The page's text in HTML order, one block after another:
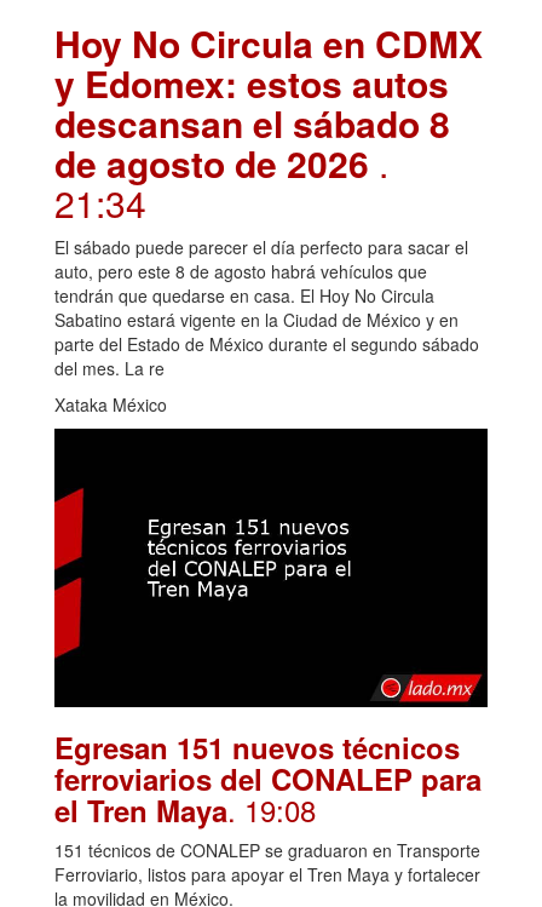
Hoy No Circula en CDMX
y Edomex: estos autos
descansan el sábado 8
de agosto de 2026 .
21:34
El sábado puede parecer el día perfecto para sacar el
auto, pero este 8 de agosto habrá vehículos que
tendrán que quedarse en casa. El Hoy No Circula
Sabatino estará vigente en la Ciudad de México y en
parte del Estado de México durante el segundo sábado
del mes. La re
Xataka México
Egresan 151 nuevos técnicos
ferroviarios del CONALEP para
el Tren Maya. 19:08
151 técnicos de CONALEP se graduaron en Transporte
Ferroviario, listos para apoyar el Tren Maya y fortalecer
la movilidad en México.